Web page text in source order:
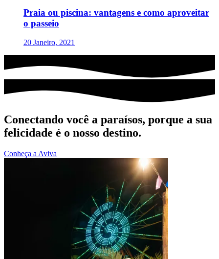
Praia ou piscina: vantagens e como aproveitar
o passeio
20 Janeiro, 2021
Conectando você a paraísos, porque a sua
felicidade é o nosso destino.
Conheça a Aviva